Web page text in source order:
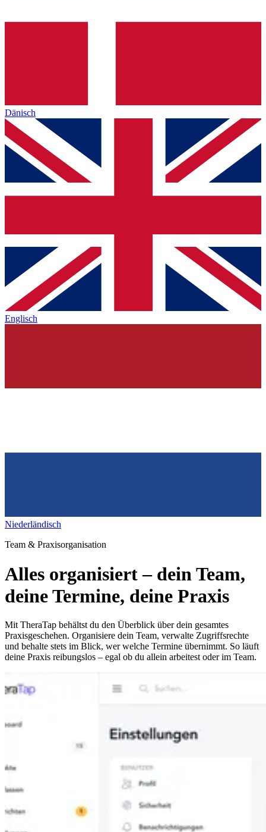
Dänisch
Englisch
Niederländisch
Team & Praxisorganisation
Alles organisiert – dein Team,
deine Termine, deine Praxis
Mit TheraTap behältst du den Überblick über dein gesamtes
Praxisgeschehen. Organisiere dein Team, verwalte Zugriffsrechte
und behalte stets im Blick, wer welche Termine übernimmt. So läuft
deine Praxis reibungslos – egal ob du allein arbeitest oder im Team.